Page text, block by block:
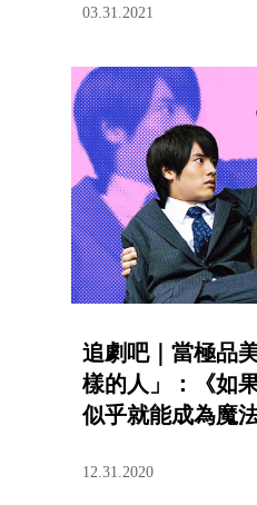
03.31.2021
追劇吧｜當極品
樣的人」：《如
似乎就能成為魔法
12.31.2020